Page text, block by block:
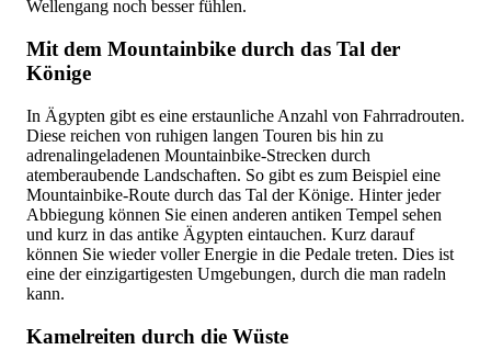
Wellengang noch besser fühlen.
Mit dem Mountainbike durch das Tal der
Könige
In Ägypten gibt es eine erstaunliche Anzahl von Fahrradrouten.
Diese reichen von ruhigen langen Touren bis hin zu
adrenalingeladenen Mountainbike-Strecken durch
atemberaubende Landschaften. So gibt es zum Beispiel eine
Mountainbike-Route durch das Tal der Könige. Hinter jeder
Abbiegung können Sie einen anderen antiken Tempel sehen
und kurz in das antike Ägypten eintauchen. Kurz darauf
können Sie wieder voller Energie in die Pedale treten. Dies ist
eine der einzigartigesten Umgebungen, durch die man radeln
kann.
Kamelreiten durch die Wüste